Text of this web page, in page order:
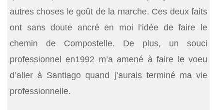
autres choses le goût de la marche. Ces deux faits
ont sans doute ancré en moi l’idée de faire le
chemin de Compostelle. De plus, un souci
professionnel en1992 m’a amené à faire le voeu
d’aller à Santiago quand j’aurais terminé ma vie
professionnelle.